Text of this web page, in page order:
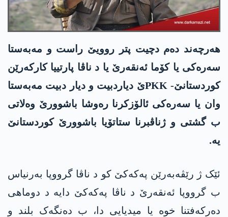
هەرچەند دەم دچیت پتر روویێ راست و مەبەستا
سەرەکی یا کۆما ئەنقەرێ یا د ناڤا پارتییا کارکەرێن
کوردستانێ- PKKێ دیاردبیت و دیار دبیت مەبەستا
وان یا سەرەکی ئالۆزکرنا رەوشا باشوورێ وەلاتی
ب گشتی و ژناڤبرنا ستاتۆیا باشوورێ کوردستانێ
یە.
ئێک ژ رێڤەبەرێن پەکەکێ کو د ناڤا گرووپا بەرنیاس
ب گرووپا ئەنقەرێ د ناڤا پەکەکێ دایە د دوماهی
دەرکەفتنا خوە یا میدیایی دا، ب دەنگەک بلند و